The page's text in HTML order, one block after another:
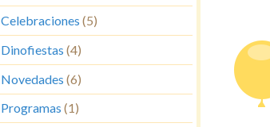
Celebraciones (5)
Dinofiestas (4)
Novedades (6)
Programas (1)